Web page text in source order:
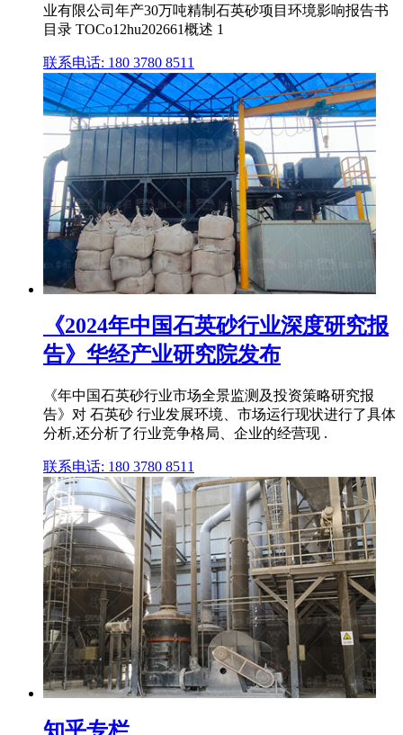
业有限公司年产30万吨精制石英砂项目环境影响报告书
目录 TOCo12hu202661概述 1
联系电话: 180 3780 8511
《2024年中国石英砂行业深度研究报
告》华经产业研究院发布
《年中国石英砂行业市场全景监测及投资策略研究报
告》对 石英砂 行业发展环境、市场运行现状进行了具体
分析,还分析了行业竞争格局、企业的经营现 .
联系电话: 180 3780 8511